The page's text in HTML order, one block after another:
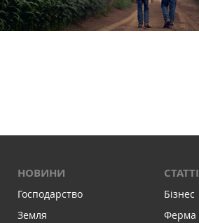
НОВИНИ
Господарство
Земля
СТАТТІ
Бізнес
Ферма